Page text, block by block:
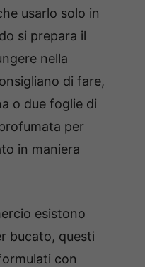
usarlo solo in
si prepara il
nella
di fare,
o due foglie di
per
in maniera
esistono
bucato, questi
con